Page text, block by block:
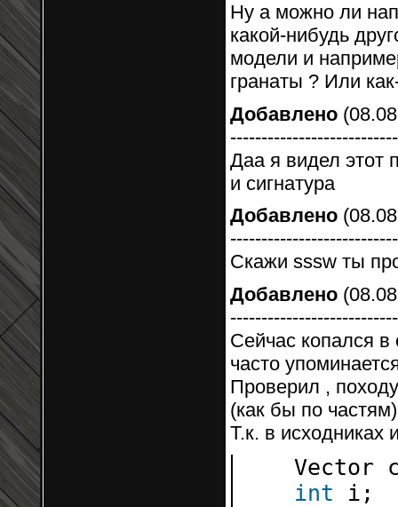
Ну а можно ли
какой-нибудь
модели и
гранаты ? Или
Добавлено
Даа я видел этот
и сигнатура
Добавлено
Скажи sssw ты
Добавлено
Сейчас копался в
часто
Проверил ,
(как бы по
Т.к. в исходниках
Vector
int
i;